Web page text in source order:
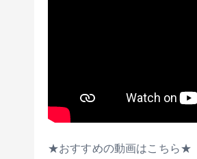
★おすすめの動画はこちら★